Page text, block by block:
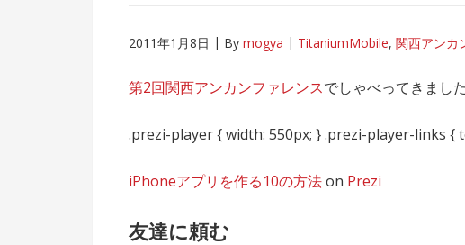
2011年1月8日 By mogya TitaniumMobile, 関西アンカ
第2回関西アンカンファレンスでしゃべってきました
.prezi-player { width: 550px; } .prezi-player-links {
iPhoneアプリを作る10の方法on Prezi
友達に頼む